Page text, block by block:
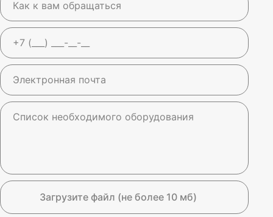
Загрузите файл (не более 10 мб)